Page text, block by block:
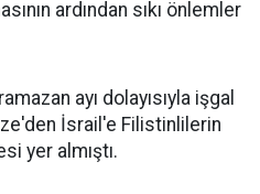
ardından sıkı önlemler
ayı dolayısıyla işgal
İsrail'e Filistinlilerin
yer almıştı.